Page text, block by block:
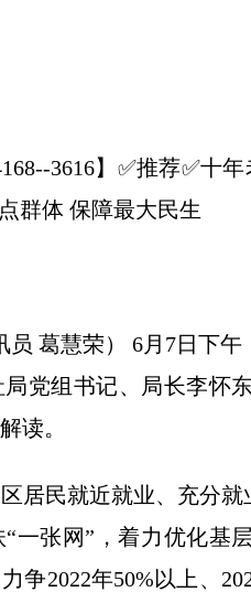
3616】✅推荐✅十
群体 保障最大民生
葛慧荣） 6月7日下
党组书记、局长李怀
读。
居民就近就业、充分
一张网”，着力优化基
争2022年50%以上、